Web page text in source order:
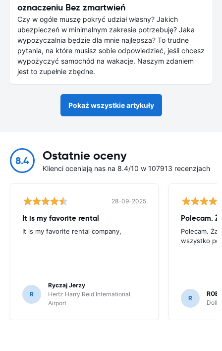
oznaczeniu Bez zmartwień
Czy w ogóle muszę pokryć udział własny? Jakich
ubezpieczeń w minimalnym zakresie potrzebuję? Jaka
wypożyczalnia będzie dla mnie najlepsza? To trudne
pytania, na które musisz sobie odpowiedzieć, jeśli chcesz
wypożyczyć samochód na wakacje. Naszym zdaniem
jest to zupełnie zbędne.
Pokaż wszystkie artykuły
8.4 Ostatnie oceny
Klienci oceniają nas na 8.4/10 w 107913 recenzjach
28-09-2025
It is my favorite rental
It is my favorite rental company,
R
Ryczaj Jerzy
Hertz Harry Reid International
Airport
Polecam.
wszystko
R